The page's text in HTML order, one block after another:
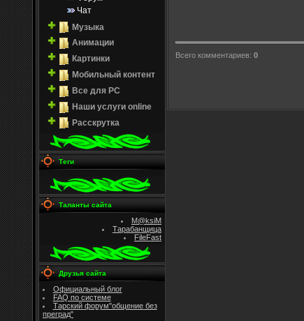
Чат
Музыка
Анимации
Картинки
Мобильный контент
Все для PC
Наши услуги online
Расскрутка
Теги
Таланты сайта
M@ksiM
Тарабанщица
FileFast
Друзья сайта
Официальный блог
FAQ по системе
Тарский форум"общение без
преград"
Всего комментариев: 0